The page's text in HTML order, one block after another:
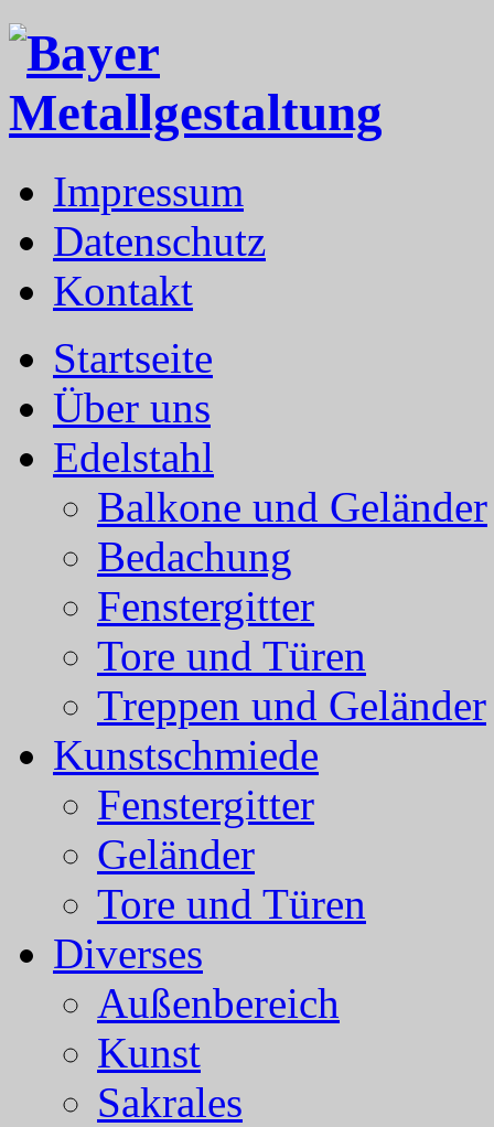
Impressum
Datenschutz
Kontakt
Startseite
Über uns
Edelstahl
Balkone und Geländer
Bedachung
Fenstergitter
Tore und Türen
Treppen und Geländer
Kunstschmiede
Fenstergitter
Geländer
Tore und Türen
Diverses
Außenbereich
Kunst
Sakrales